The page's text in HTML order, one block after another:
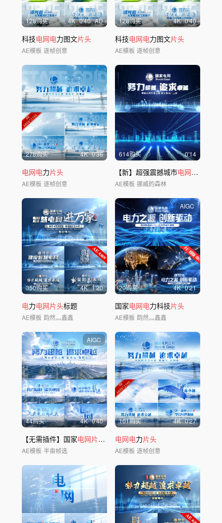
128购买 4K 0'40 AD
科技电网电力图文片头
AE模板 逐帧创意
128购买 4K 0'40
科技电网电力图文片头
AE模板 逐帧创意
278购买 4K 0'36
电网电力片头
AE模板 逐帧创意
614购买 0'14
【新】超强震撼城市电网片头
AE模板 挪威的森林
350购买 4K 1'20
电力电网片头标题
AE模板 韵然灬鑫鑫
AIGC
20购买 4K 0'21
国家电网电力科技片头
AE模板 韵然灬鑫鑫
AIGC
44购买 4K 0'40
【无需插件】国家电网片头 力片头标题
AE模板 半亩帧选
101购买 4K 0'27
电网电力片头
AE模板 逐帧创意